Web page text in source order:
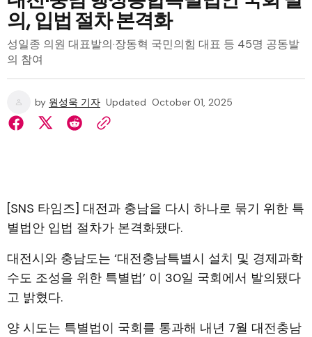
의, 입법 절차 본격화
성일종 의원 대표발의·장동혁 국민의힘 대표 등 45명 공동발
의 참여
by 원성욱 기자 Updated October 01, 2025
[SNS 타임즈] 대전과 충남을 다시 하나로 묶기 위한 특
별법안 입법 절차가 본격화됐다.
대전시와 충남도는 ‘대전충남특별시 설치 및 경제과학
수도 조성을 위한 특별법’ 이 30일 국회에서 발의됐다
고 밝혔다.
양 시도는 특별법이 국회를 통과해 내년 7월 대전충남